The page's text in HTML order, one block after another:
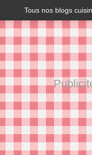
Tous nos blogs